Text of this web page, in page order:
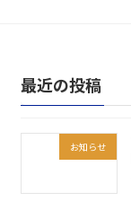
最近の投稿
お知らせ